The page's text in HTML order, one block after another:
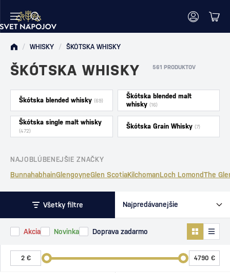
/ WHISKY / ŠKÓTSKA WHISKY
ŠKÓTSKA WHISKY 561 PRODUKTOV
Škótska blended whisky (69)
Škótska blended malt
whisky (16)
Škótska single malt whisky
(472)
Škótska Grain Whisky (7)
NAJOBLÚBENEJŠIE ZNAČKY
BunnahabhainGlengoyneGlen ScotiaKilchomanLoch LomondThe
Všetky filtre
Akcia Novinka Doprava zadarmo